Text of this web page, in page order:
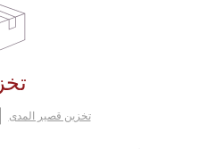
تخزين قصير المدى